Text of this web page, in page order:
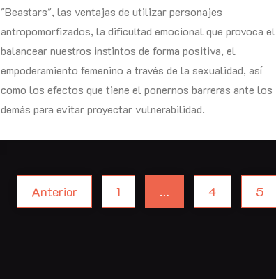
"Beastars", las ventajas de utilizar personajes
antropomorfizados, la dificultad emocional que provoca el
balancear nuestros instintos de forma positiva, el
empoderamiento femenino a través de la sexualidad, así
como los efectos que tiene el ponernos barreras ante los
demás para evitar proyectar vulnerabilidad.
Anterior 1 … 4 5